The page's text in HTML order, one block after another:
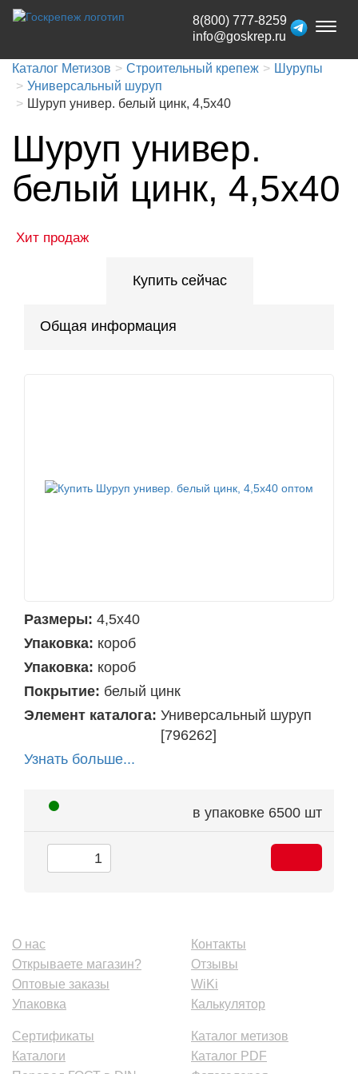
Toggle
8(800) 777-8259
info@goskrep.ru
Каталог Метизов Строительный крепеж
Шурупы
Универсальный шуруп
Шуруп универ. белый цинк, 4,5x40
Шуруп универ.
белый цинк, 4,5x40
Хит продаж
Купить сейчас
Общая информация
Размеры: 4,5х40
Упаковка: короб
Упаковка: короб
Покрытие: белый цинк
Элемент каталога: Универсальный шуруп
[796262]
Узнать больше...
в упаковке 6500 шт
О нас
Открываете магазин?
Оптовые заказы
Упаковка
Контакты
Отзывы
WiKi
Калькулятор
Сертификаты
Каталоги
Каталог метизов
Каталог PDF